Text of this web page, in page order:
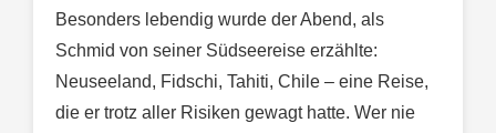
Besonders lebendig wurde der Abend, als
Schmid von seiner Südseereise erzählte:
Neuseeland, Fidschi, Tahiti, Chile – eine Reise,
die er trotz aller Risiken gewagt hatte. Wer nie